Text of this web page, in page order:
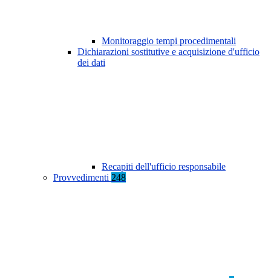
Monitoraggio tempi procedimentali
Dichiarazioni sostitutive e acquisizione d'ufficio
dei dati
Recapiti dell'ufficio responsabile
Provvedimenti 248